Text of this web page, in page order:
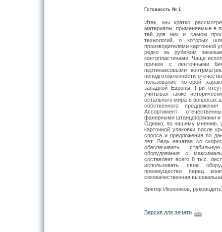
Готовность № 1
Итак, мы кратко
материалы, при­меняемые в
тей для них и самом
технологий, о которых
производителями картонной
редко за рубежом
контрпластинами. Чаще
при­чем с ленточными
пертинаксовыми
неподготовленно­сти
пользование которой
западной Европы. При
учитывая также
остального мира в вопросах
собствен­ного
Ассортимент
фанерными штанцфор­мами и
Однако, по нашему мне­нию,
картонной упаковки после
спроса и предложения по
лет. Ведь печатая со
обеспе­чивать
оборудования с
составляет всего 8 тыс.
ис­пользовать свое
преимущество перед
сококачественная
Виктор Иконников,
Версия для печати